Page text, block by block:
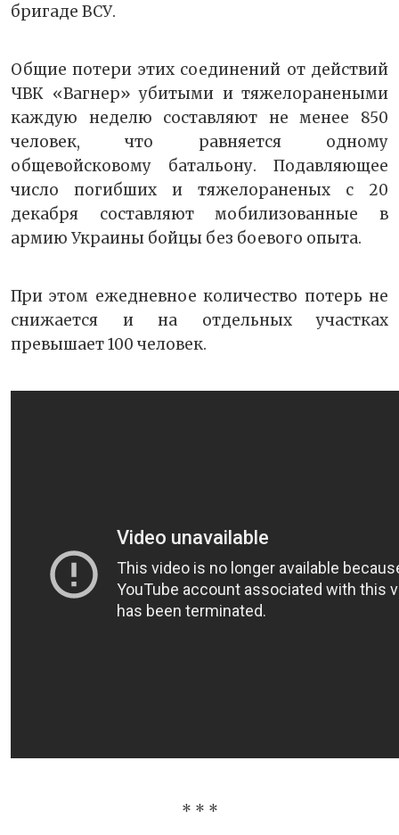
бригаде ВСУ.
Общие потери этих соединений от действий
ЧВК «Вагнер» убитыми и тяжелоранеными
каждую неделю составляют не менее 850
человек, что равняется одному
общевойсковому батальону. Подавляющее
число погибших и тяжелораненых с 20
декабря составляют мобилизованные в
армию Украины бойцы без боевого опыта.
При этом ежедневное количество потерь не
снижается и на отдельных участках
превышает 100 человек.
* * *